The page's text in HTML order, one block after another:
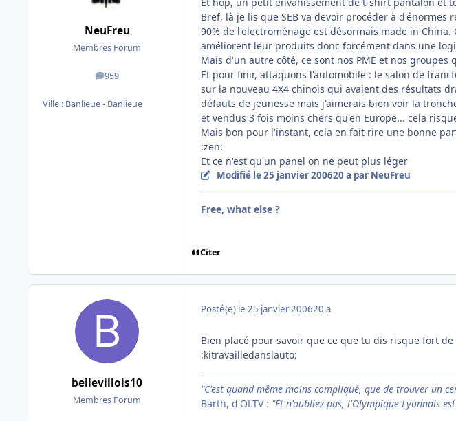
NeuFreu
Membres Forum
959
messages
Ville : Banlieue - Banlieue
Bref, là je lis que SEB va devoir procéder à
90% de l'electroménage est désormais made in
améliorent leur produits donc forcément dans une
Mais d'un autre côté, ce sont nos PME et nos
Et pour finir, attaquons l'automobile : le salon de
sur la nouveau 4X4 chinois qui avaient des résultats
défauts de jeunesse mais j'aimerais bien voir la
et vendus 3 fois moins chers qu'en Europe... cela
Mais bon pour l'instant, cela en fait rire une bonne
:zen:
Et ce n'est qu'un panel on ne peut plus léger
Modifié le 25 janvier 200620 a par NeuFreu
Free, what else ?
Citer
bellevillois10
Membres Forum
Posté(e) le 25 janvier 200620 a
Bien placé pour savoir que ce que tu dis risque fort
:kitravailledanslauto:
"C'est quand même moins compliqué, que de trouver un
Barth, d'OLTV : "Et n'oubliez pas, l'Olympique Lyonnais